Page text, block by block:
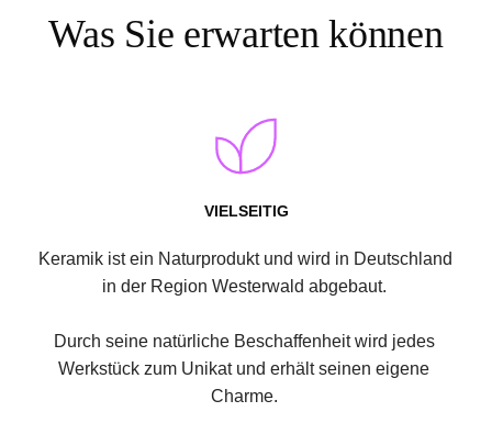
Was Sie erwarten können
VIELSEITIG
Keramik ist ein Naturprodukt und wird in Deutschland
in der Region Westerwald abgebaut.
Durch seine natürliche Beschaffenheit wird jedes
Werkstück zum Unikat und erhält seinen eigene
Charme.